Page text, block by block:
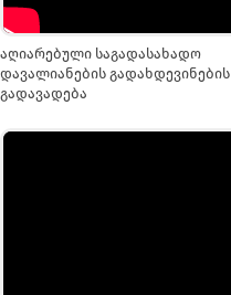
აღიარებული საგადასახადო
დავალიანების გადახდევინების
გადავადება